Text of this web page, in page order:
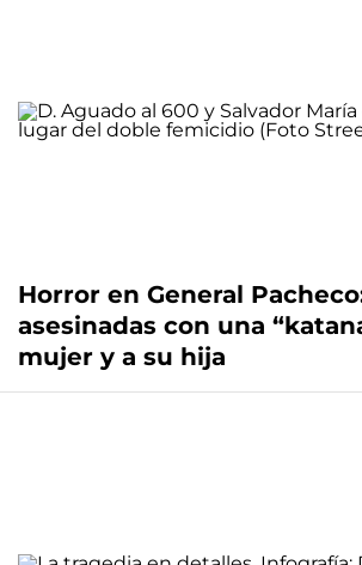
Horror en General
asesinadas con una
mujer y a su hija